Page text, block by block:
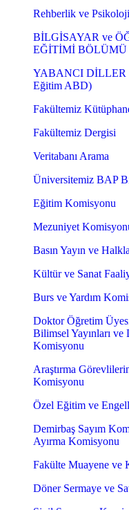
Rehberlik ve
BİLGİSAYAR ve
EĞİTİMİ BÖLÜMÜ
YABANCI DİLLER
Eğitim ABD)
Fakültemiz
Fakültemiz Dergisi
Veritabanı Arama
Üniversitemiz BAP
Eğitim Komisyonu
Mezuniyet
Basın Yayın ve
Kültür ve Sanat
Burs ve Yardım
Doktor Öğretim
Bilimsel Yayınları ve
Komisyonu
Araştırma
Komisyonu
Özel Eğitim ve
Demirbaş Sayım
Ayırma Komisyonu
Fakülte Muayene ve
Döner Sermaye ve